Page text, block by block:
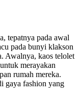
tepatnya pada awal
pada bunyi klakson
Awalnya, kaos telolet
merayakan
rumah mereka.
gaya fashion yang